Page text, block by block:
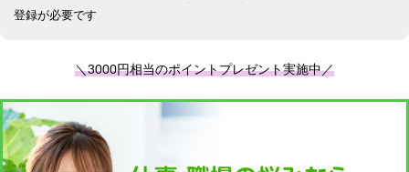
登録が必要です
＼3000円相当のポイントプレゼント実施中／